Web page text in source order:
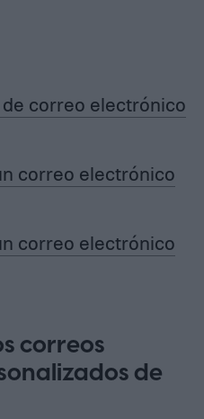
correo electrónico
correo electrónico
correo electrónico
correos
de